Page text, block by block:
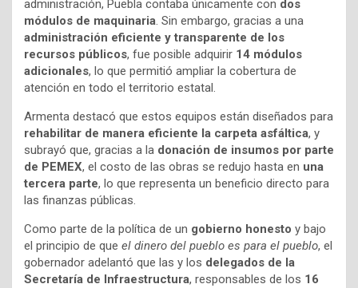
administración, Puebla contaba únicamente con dos
módulos de maquinaria. Sin embargo, gracias a una
administración eficiente y transparente de los
recursos públicos, fue posible adquirir 14 módulos
adicionales, lo que permitió ampliar la cobertura de
atención en todo el territorio estatal.
Armenta destacó que estos equipos están diseñados para
rehabilitar de manera eficiente la carpeta asfáltica, y
subrayó que, gracias a la donación de insumos por parte
de PEMEX, el costo de las obras se redujo hasta en una
tercera parte, lo que representa un beneficio directo para
las finanzas públicas.
Como parte de la política de un gobierno honesto y bajo
el principio de que el dinero del pueblo es para el pueblo, el
gobernador adelantó que las y los delegados de la
Secretaría de Infraestructura, responsables de los 16